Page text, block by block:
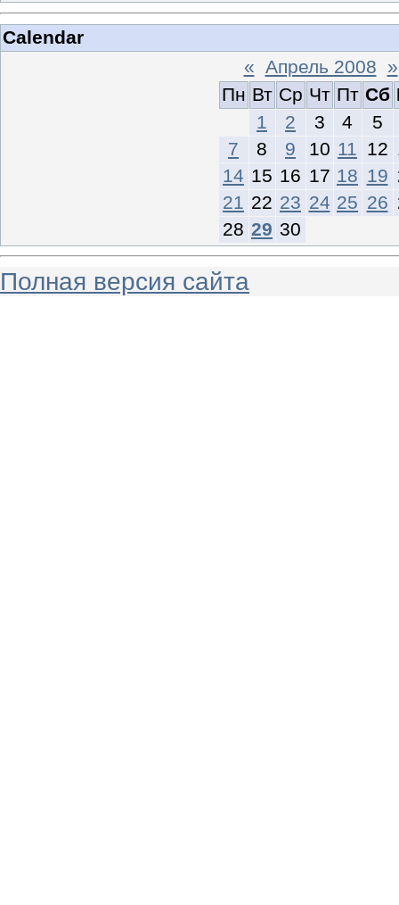
Calendar
« Апрель 2008 »
Пн Вт Ср Чт Пт Сб
1
2 3 4
5
7
8 9 10 11 12
14 15 16 17 18 19
21 22 23 24 25 26
28 29 30
Полная версия сайта